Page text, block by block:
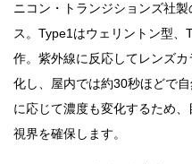
ニコン・トランジションズ社
ス。Type1はウェリントン型
作。紫外線に反応してレンズ
化し、屋内では約30秒ほどで
に応じて濃度も変化するため
視界を確保します。